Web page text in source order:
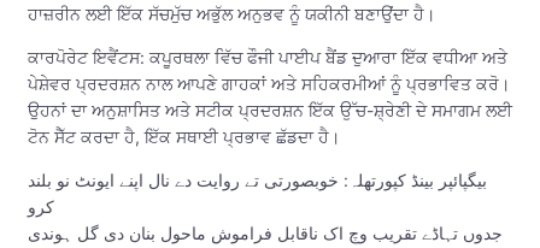
ਹਾਜ਼ਰੀਨ ਲਈ ਇੱਕ ਸੱਚਮੁੱਚ ਅਭੁੱਲ ਅਨੁਭਵ ਨੂੰ ਯਕੀਨੀ ਬਣਾਉਂਦਾ ਹੈ।
ਕਾਰਪੋਰੇਟ ਇਵੈਂਟਸ: ਕਪੂਰਥਲਾ ਵਿੱਚ ਫੌਜੀ ਪਾਈਪ ਬੈਂਡ ਦੁਆਰਾ ਇੱਕ ਵਧੀਆ ਅਤੇ
ਪੇਸ਼ੇਵਰ ਪ੍ਰਦਰਸ਼ਨ ਨਾਲ ਆਪਣੇ ਗਾਹਕਾਂ ਅਤੇ ਸਹਿਕਰਮੀਆਂ ਨੂੰ ਪ੍ਰਭਾਵਿਤ ਕਰੋ।
ਉਹਨਾਂ ਦਾ ਅਨੁਸ਼ਾਸਿਤ ਅਤੇ ਸਟੀਕ ਪ੍ਰਦਰਸ਼ਨ ਇੱਕ ਉੱਚ-ਸ਼੍ਰੇਣੀ ਦੇ ਸਮਾਗਮ ਲਈ
ਟੋਨ ਸੈੱਟ ਕਰਦਾ ਹੈ, ਇੱਕ ਸਥਾਈ ਪ੍ਰਭਾਵ ਛੱਡਦਾ ਹੈ।
بیگپائپر بینڈ کپورتھلہ: خوبصورتی تے روایت دے نال اپنے ایونٹ نو بلند
کرو
جدوں تہاڈے تقریب وچ اک ناقابل فراموش ماحول بنان دی گل ہوندی